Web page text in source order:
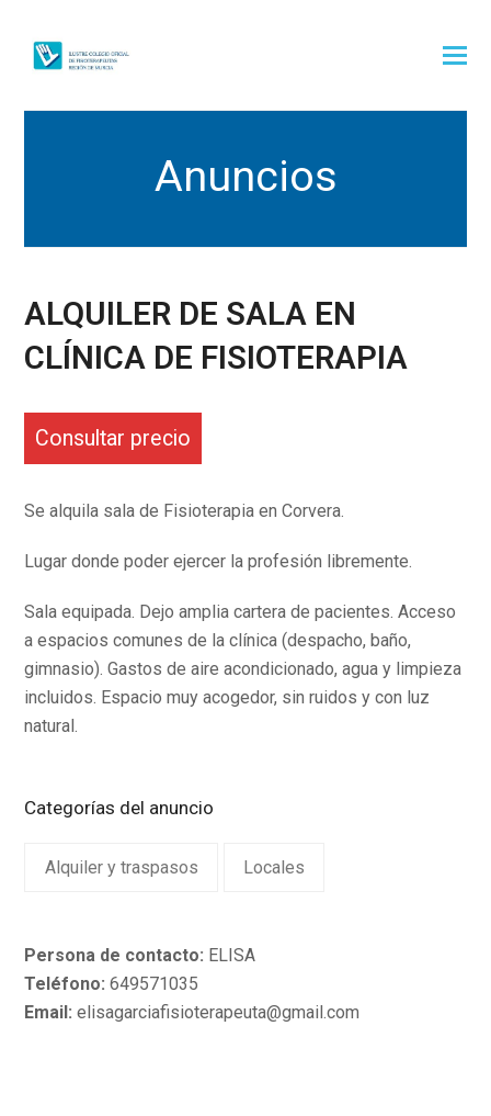
Anuncios
ALQUILER DE SALA EN
CLÍNICA DE FISIOTERAPIA
Consultar precio
Se alquila sala de Fisioterapia en Corvera.
Lugar donde poder ejercer la profesión libremente.
Sala equipada. Dejo amplia cartera de pacientes. Acceso
a espacios comunes de la clínica (despacho, baño,
gimnasio). Gastos de aire acondicionado, agua y limpieza
incluidos. Espacio muy acogedor, sin ruidos y con luz
natural.
Categorías del anuncio
Alquiler y traspasos Locales
Persona de contacto: ELISA
Teléfono: 649571035
Email: elisagarciafisioterapeuta@gmail.com